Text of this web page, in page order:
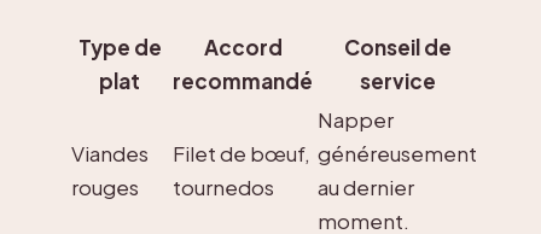
Type de
plat
Accord
recommandé
Conseil de
service
Viandes
rouges
Filet de bœuf,
tournedos
Napper
généreusement
au dernier
moment.